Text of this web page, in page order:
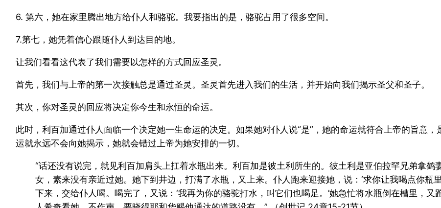
6. 第六，她在家里腾出地方给仆人和骆驼。我要指出的是，骆驼占用了很多空间。
7.第七，她凭着信心跟随仆人到达目的地。
让我们看看这代表了我们需要以怎样的方式回应圣灵。
首先，我们与上帝的第一次接触总是通过圣灵。圣灵首先进入我们的生活，并开始向我们揭示圣父和圣子。
其次，你对圣灵的回应将决定你今生和永恒的命运。
此时，利百加通过仆人面临一个决定她一生命运的决定。如果她对仆人说“是”，她的命运就符合上帝的旨意
运就永远不会向她揭示，她就会错过上帝为她安排的一切。
“话还没有说完，就见利百加肩头上扛着水瓶出来。利百加是彼土利所生的。彼土利是亚伯拉罕兄弟拿
女，素来没有亲近过她。她下到井边，打满了水瓶，又上来。仆人跑来迎接她，说：‘求你让我喝点你瓶
下来，交给仆人喝。喝完了，又说：‘我再为你的骆驼打水，叫它们也喝足。’她急忙将水瓶倒在槽里，